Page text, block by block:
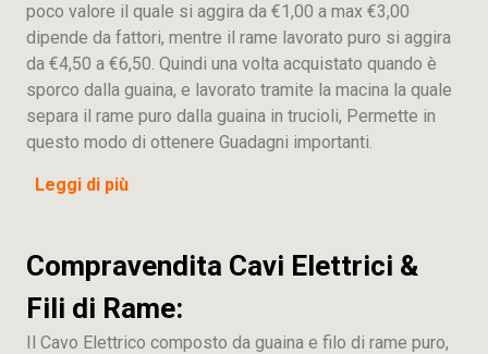
poco valore il quale si aggira da €1,00 a max €3,00
dipende da fattori, mentre il rame lavorato puro si aggira
da €4,50 a €6,50. Quindi una volta acquistato quando è
sporco dalla guaina, e lavorato tramite la macina la quale
separa il rame puro dalla guaina in trucioli, Permette in
questo modo di ottenere Guadagni importanti.
Leggi di più
Compravendita Cavi Elettrici &
Fili di Rame:
Il Cavo Elettrico composto da guaina e filo di rame puro,